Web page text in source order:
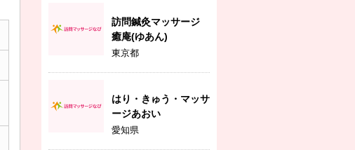
訪問鍼灸マッサージ
癒庵(ゆあん)
東京都
はり・きゅう・マッサ
ージあおい
愛知県